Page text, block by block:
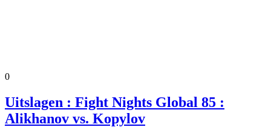
0
Uitslagen : Fight Nights Global 85 :
Alikhanov vs. Kopylov